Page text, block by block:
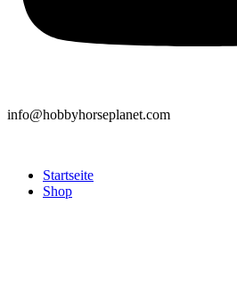
info@hobbyhorseplanet.com
Startseite
Shop